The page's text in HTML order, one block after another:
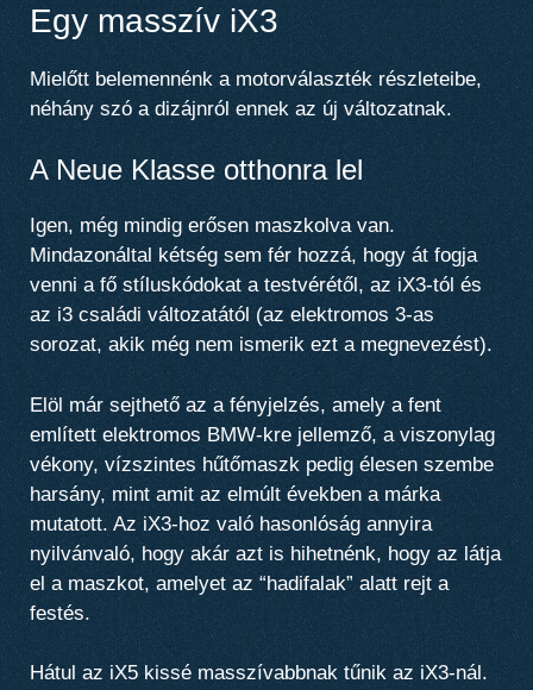
Egy masszív iX3
Mielőtt belemennénk a motorválaszték részleteibe,
néhány szó a dizájnról ennek az új változatnak.
A Neue Klasse otthonra lel
Igen, még mindig erősen maszkolva van.
Mindazonáltal kétség sem fér hozzá, hogy át fogja
venni a fő stíluskódokat a testvérétől, az iX3-tól és
az i3 családi változatától (az elektromos 3-as
sorozat, akik még nem ismerik ezt a megnevezést).
Elöl már sejthető az a fényjelzés, amely a fent
említett elektromos BMW-kre jellemző, a viszonylag
vékony, vízszintes hűtőmaszk pedig élesen szembe
harsány, mint amit az elmúlt években a márka
mutatott. Az iX3-hoz való hasonlóság annyira
nyilvánvaló, hogy akár azt is hihetnénk, hogy az látja
el a maszkot, amelyet az “hadifalak” alatt rejt a
festés.
Hátul az iX5 kissé masszívabbnak tűnik az iX3-nál.